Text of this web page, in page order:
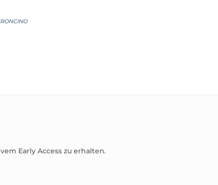
Early Access zu erhalten.